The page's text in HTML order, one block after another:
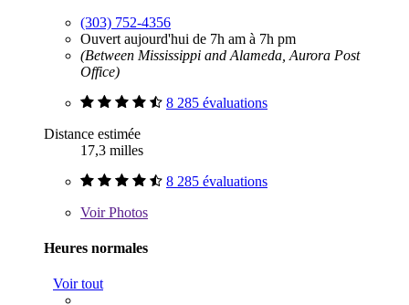
(303) 752-4356
Ouvert aujourd'hui de 7h am à 7h pm
(Between Mississippi and Alameda, Aurora Post
Office)
8 285 évaluations
Distance estimée
17,3 milles
8 285 évaluations
VoirPhotos
Heures normales
Voir tout